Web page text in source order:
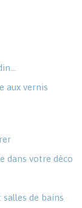
aux vernis
dans votre déco
de bains